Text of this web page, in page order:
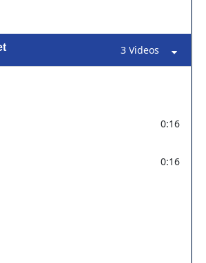
3 Videos
0:16
0:16